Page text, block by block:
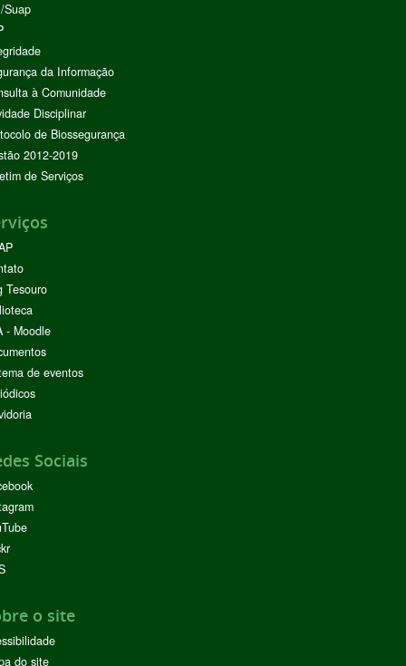
Suap
da Informação
à Comunidade
Disciplinar
de Biossegurança
2012-2019
de Serviços
Tesouro
- Moodle
de eventos
Sociais
o site
do site